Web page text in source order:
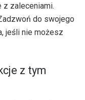
z zaleceniami.
do swojego
jeśli nie możesz
z tym